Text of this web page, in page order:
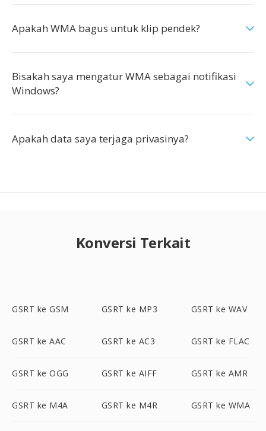
Apakah WMA bagus untuk klip pendek?
Bisakah saya mengatur WMA sebagai notifikasi
Windows?
Apakah data saya terjaga privasinya?
Konversi Terkait
GSRT ke GSM GSRT ke MP3 GSRT ke WAV
GSRT ke AAC GSRT ke AC3 GSRT ke FLAC
GSRT ke OGG GSRT ke AIFF GSRT ke AMR
GSRT ke M4A GSRT ke M4R GSRT ke WMA